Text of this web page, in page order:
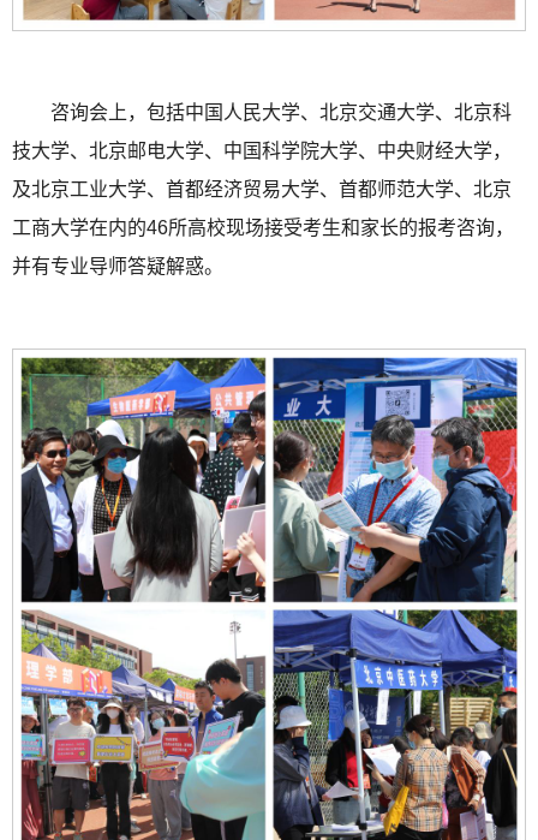
咨询会上，包括中国人民大学、北京交通大学、北京科
技大学、北京邮电大学、中国科学院大学、中央财经大学，
及北京工业大学、首都经济贸易大学、首都师范大学、北京
工商大学在内的46所高校现场接受考生和家长的报考咨询，
并有专业导师答疑解惑。